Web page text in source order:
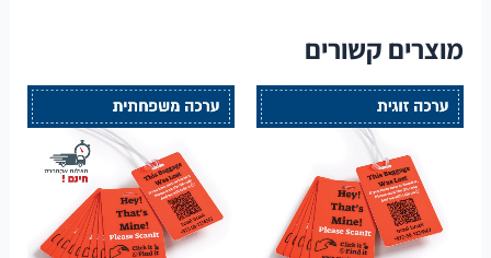
מוצרים קשורים
המחיר
המחיר
הנוכחי
המחיר
המקורי
היה:
₪ 189.90.
המחיר
הנוכחי
₪ 169.90.